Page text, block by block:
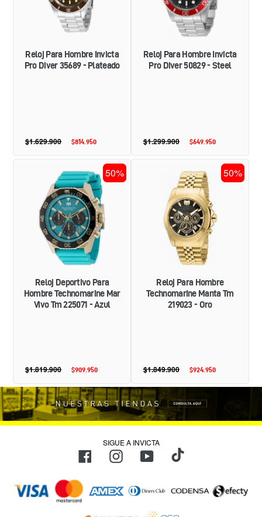
35689
-
PLATEADO
Reloj Para Hombre Invicta
Pro Diver 35689 - Plateado
Precio
$814.950
Precio
$1.629.900
50829
-
STEEL
Reloj Para Hombre Invicta
Pro Diver 50829 - Steel
Precio
$649.950
Precio
$1.299.900
DEPORTIVO
PARA
HOMBRE
TECHNOMARINE
MAR
VIVO
TM
225071
-
50%
Reloj Deportivo Para
Hombre Technomarine Mar
Vivo Tm 225071 - Azul
Precio
oferta
$909.950
Precio
$1.819.900
PARA
HOMBRE
TECHNOMARINE
MANTA
TM
219023
-
ORO
50%
Reloj Para Hombre
Technomarine Manta Tm
219023 - Oro
Precio
oferta
$924.950
Precio
$1.849.900
SIGUE A INVICTA
FacebookInstagramYouTubeTikTok
de